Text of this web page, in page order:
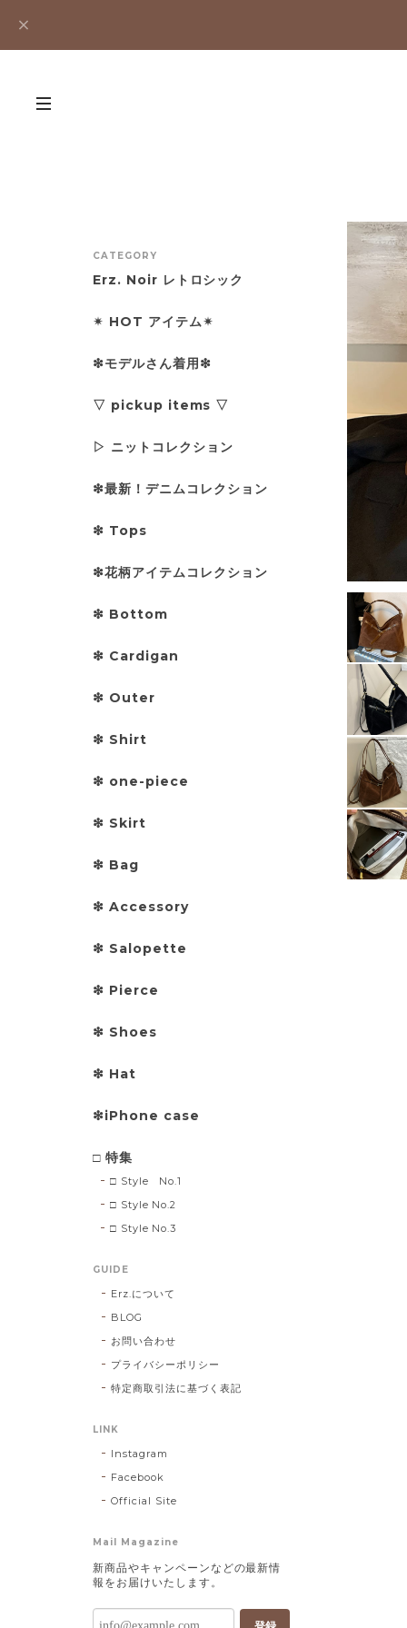
CATEGORY
Erz. Noir レトロシック
✴︎ HOT アイテム✴︎
❇︎モデルさん着用❇︎
▽ pickup items ▽
▷ ニットコレクション
❇︎最新！デニムコレクション
❇︎ Tops
❇︎花柄アイテムコレクション
❇︎ Bottom
❇︎ Cardigan
❇︎ Outer
❇︎ Shirt
❇︎ one-piece
❇︎ Skirt
❇︎ Bag
❇︎ Accessory
❇︎ Salopette
❇︎ Pierce
❇︎ Shoes
❇︎ Hat
❇︎iPhone case
□ 特集
□ Style No.1
□ Style No.2
□ Style No.3
GUIDE
Erz.について
BLOG
お問い合わせ
プライバシーポリシー
特定商取引法に基づく表記
LINK
Instagram
Facebook
Official Site
Mail Magazine
新商品やキャンペーンなどの最新情
報をお届けいたします。